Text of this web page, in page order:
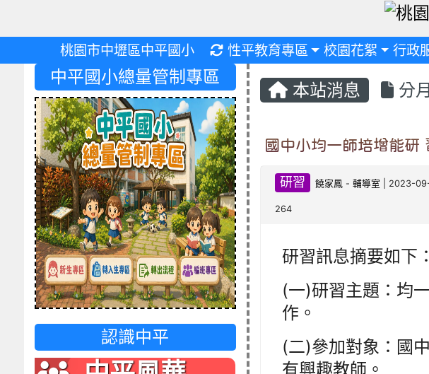
桃園市中壢區中平國小 重新取得佈景設定
性平教育專區 校園花絮 行政
本站消息 分
國中小均一師培增能研
研習 饒家鳳 -輔導室 | 2023-
264
研習訊息摘要如下：
(一)研習主題：均
作。
(二)參加對象：國
有興趣教師。
中平國小總量管制專區
認識中平